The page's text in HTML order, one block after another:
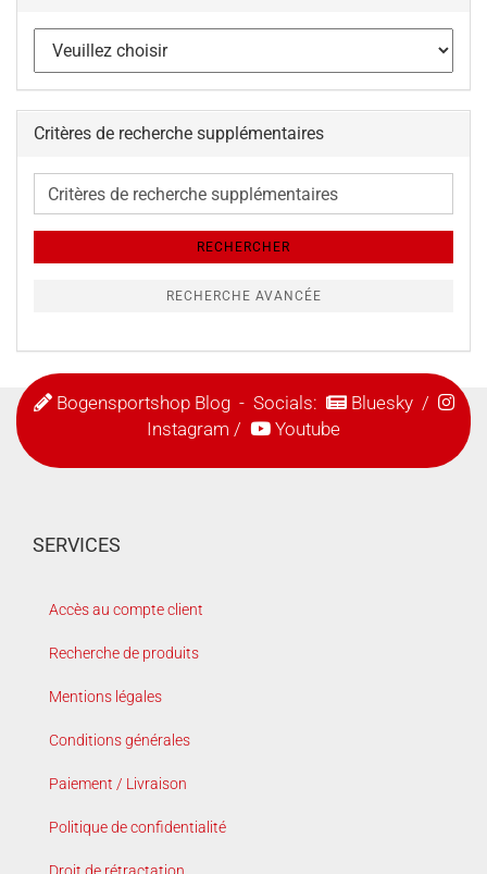
Critères de recherche supplémentaires
Critères
recherche
RECHERCHER
RECHERCHE AVANCÉE
Bogensportshop Blog- Socials: Bluesky/
Instagram / Youtube
SERVICES
Accès au compte client
Recherche de produits
Mentions légales
Conditions générales
Paiement / Livraison
Politique de confidentialité